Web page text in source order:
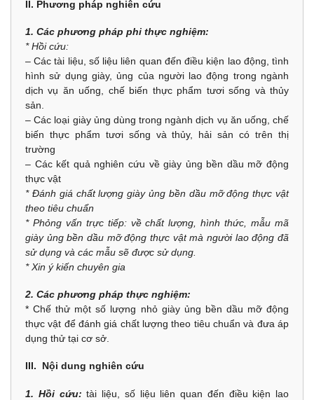
II. Phương pháp nghiên cứu
1. Các phương pháp phi thực nghiệm:
* Hồi cứu:
– Các tài liệu, số liệu liên quan đến điều kiện lao động, tình
hình sử dụng giày, ủng của người lao động trong ngành
dịch vụ ăn uống, chế biến thực phẩm tươi sống và thủy
sản.
– Các loại giày ủng dùng trong ngành dịch vụ ăn uống, chế
biến thực phẩm tươi sống và thủy, hải sản có trên thị
trường
– Các kết quả nghiên cứu về giày ủng bền dầu mỡ động
thực vật
* Đánh giá chất lượng giày ủng bền dầu mỡ động thực vật
theo tiêu chuẩn
* Phỏng vấn trực tiếp: về chất lượng, hình thức, mẫu mã
giày ủng bền dầu mỡ động thực vật mà người lao động đã
sử dụng và các mẫu sẽ được sử dụng.
* Xin ý kiến chuyên gia
2. Các phương pháp thực nghiệm:
* Chế thử một số lượng nhỏ giày ủng bền dầu mỡ động
thực vật để đánh giá chất lượng theo tiêu chuẩn và đưa áp
dụng thử tại cơ sở.
III. Nội dung nghiên cứu
1. Hồi cứu: tài liệu, số liệu liên quan đến điều kiện lao